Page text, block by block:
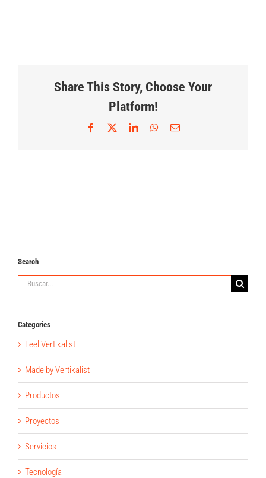
Share This Story, Choose Your
Platform!
Facebook LinkedInWhatsApp
Correo
Search
Buscar:
Categories
Feel Vertikalist
Made by Vertikalist
Productos
Proyectos
Servicios
Tecnología